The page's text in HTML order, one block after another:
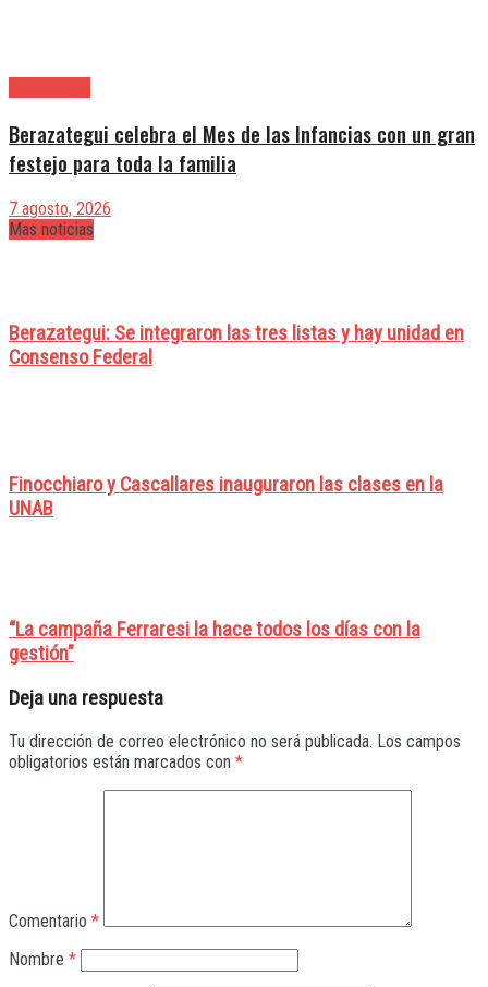
Berazategui celebra el Mes de las Infancias con un gran
festejo para toda la familia
7 agosto, 2026
Mas noticias
Berazategui: Se integraron las tres listas y hay unidad en
Consenso Federal
Finocchiaro y Cascallares inauguraron las clases en la
UNAB
“La campaña Ferraresi la hace todos los días con la
gestión”
Deja una respuesta
Tu dirección de correo electrónico no será publicada. Los campos
obligatorios están marcados con *
Comentario *
Nombre *